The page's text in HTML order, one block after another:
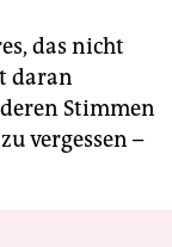
das nicht
daran
Stimmen
vergessen –